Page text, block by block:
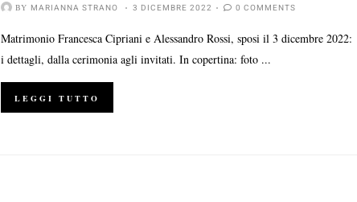
BY MARIANNA STRANO 3 DICEMBRE 2022 0 COMMENTS
Matrimonio Francesca Cipriani e Alessandro Rossi, sposi il 3 dicembre 2022:
i dettagli, dalla cerimonia agli invitati. In copertina: foto ...
LEGGI TUTTO